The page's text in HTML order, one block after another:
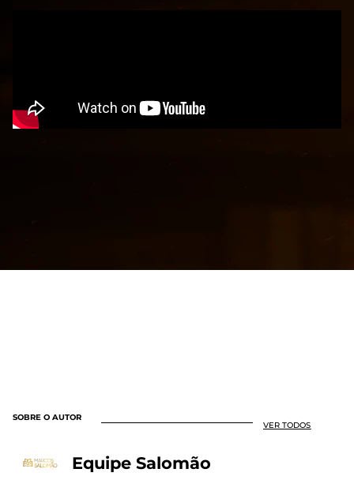
SOBRE O AUTOR
VER TODOS
Equipe Salomão